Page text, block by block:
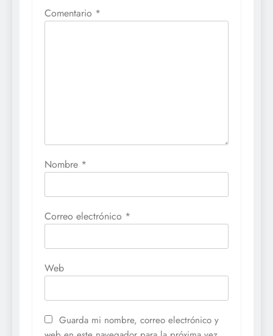
Comentario *
Nombre *
Correo electrónico *
Web
Guarda mi nombre, correo electrónico y